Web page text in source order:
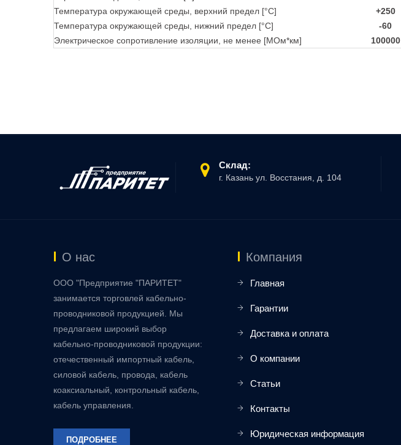
Температура окружающей среды, верхний предел [°C]
+250
Температура окружающей среды, нижний предел [°C]
-60
Электрическое сопротивление изоляции, не менее [МОм*км]
100000
Склад:
г. Казань ул. Восстания, д. 104
О нас
ООО "Предприятие "ПАРИТЕТ"
занимается торговлей кабельно-
проводниковой продукцией. Мы
предлагаем широкий выбор
кабельно-проводниковой продукции:
отечественный импортный кабель,
силовой кабель, провода, кабель
коаксиальный, контрольный кабель,
кабель управления.
ПОДРОБНЕЕ
Компания
Главная
Гарантии
Доставка и оплата
О компании
Статьи
Контакты
Юридическая информация